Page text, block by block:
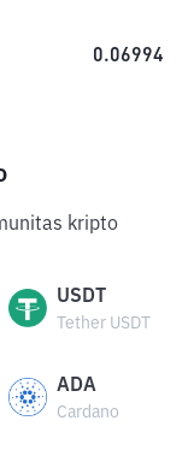
0.06994
kripto
USDT
Tether USDT
ADA
Cardano